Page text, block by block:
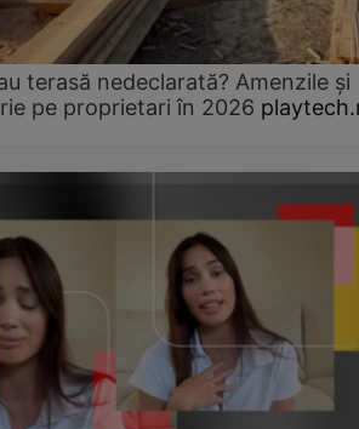
terasă nedeclarată? Amenzile și
pe proprietari în 2026